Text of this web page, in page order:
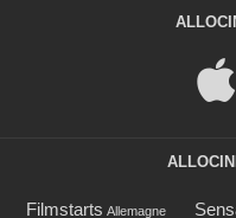
Filmstarts Allemagne